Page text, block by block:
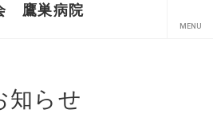
鷹巣病院
知らせ